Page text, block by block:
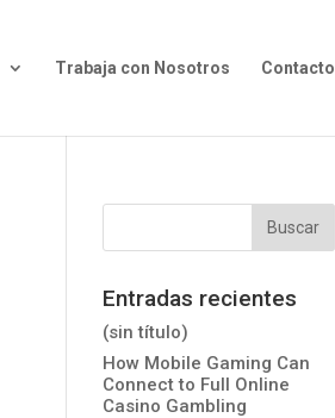
Trabaja con Nosotros Contacto
Entradas recientes
(sin título)
How Mobile Gaming Can
Connect to Full Online
Casino Gambling